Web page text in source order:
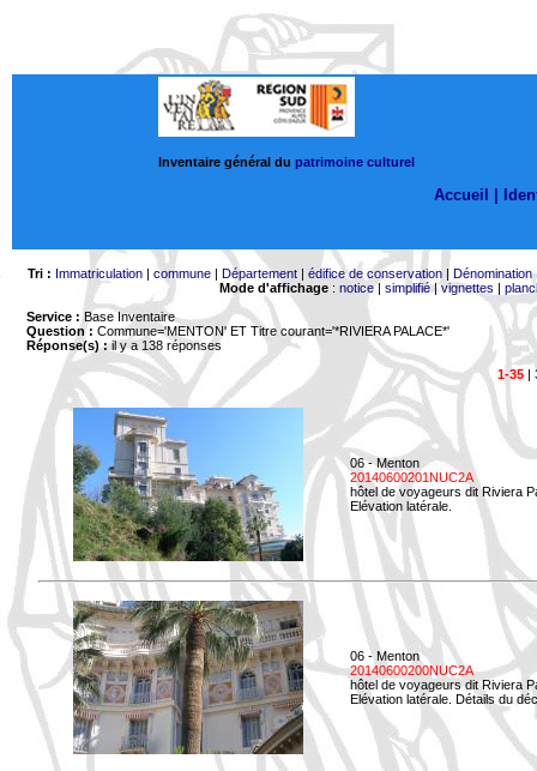
Inventaire général du patrimoine culturel
Accueil |
Tri : Immatriculation| commune| Département| édifice de conservation| Dénomination
Mode d'affichage: notice| simplifié|vignettes |
Service : Base Inventaire
Question : Commune='MENTON' ET Titre courant='*RIVIERA PALACE*'
Réponse(s) :il y a 138 réponses
1-35|
06 - Menton
20140600201NUC2A
hôtel de voyageurs dit Riviera
Elévation latérale.
06 - Menton
20140600200NUC2A
hôtel de voyageurs dit Riviera
Elévation latérale. Détails du